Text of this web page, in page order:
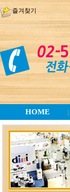
즐겨찾기
HOME